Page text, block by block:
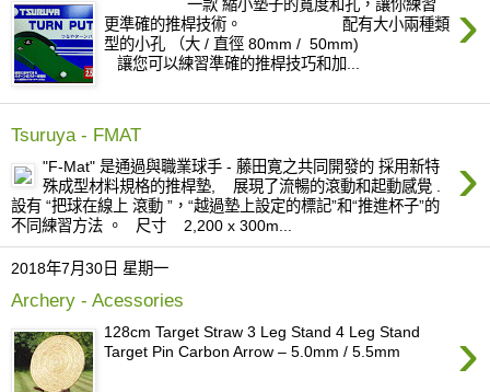
›
一款 縮小墊子的寬度和孔，讓你練習
更準確的推桿技術。 配有大小兩種類
型的小孔 （大 / 直徑 80mm / 50mm)
讓您可以練習準確的推桿技巧和加...
Tsuruya - FMAT
›
"F-Mat" 是通過與職業球手 - 藤田寛之共同開發的 採用新特
殊成型材料規格的推桿墊, 展現了流暢的滾動和起動感覺 .
設有 “把球在線上 滾動 ”，“越過墊上設定的標記”和“推進杯子”的
不同練習方法 。 尺寸 2,200 x 300m...
2018年7月30日 星期一
Archery - Acessories
›
128cm Target Straw 3 Leg Stand 4 Leg Stand
Target Pin Carbon Arrow – 5.0mm / 5.5mm